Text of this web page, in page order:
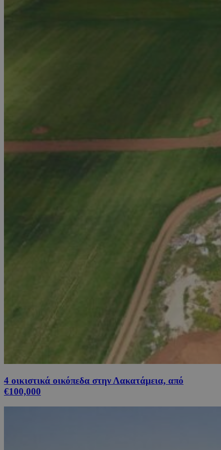
4 οικιστικά οικόπεδα στην Λακατάμεια, από
€100,000